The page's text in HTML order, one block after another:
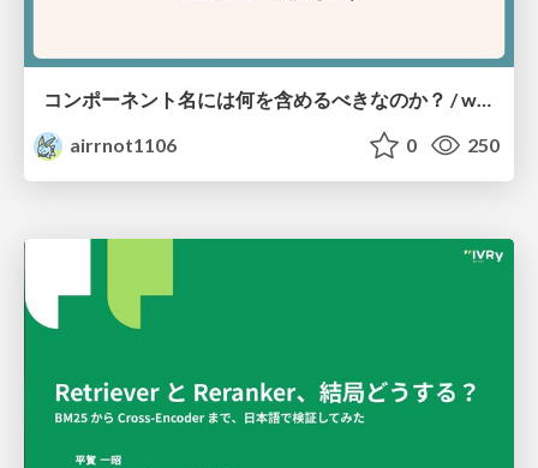
コンポーネント名には何を含めるべきなのか？ / what-should-be-included-in-component-names
airrnot1106
0 250